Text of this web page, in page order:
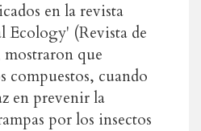
en la revista
Ecology' (Revista de
que
compuestos, cuando
en prevenir la
por los insectos